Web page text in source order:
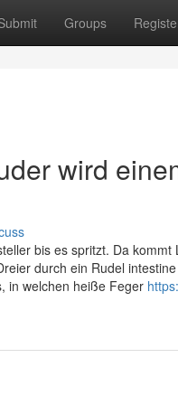
Groups
wird
bis es spritzt. Da
durch ein Rudel
in welchen heiße Feger